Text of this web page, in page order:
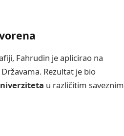
Fahrudin je aplicirao na
Rezultat je bio
u različitim saveznim